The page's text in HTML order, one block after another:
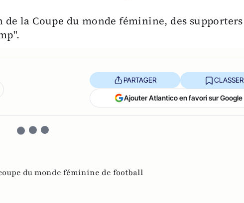
la Coupe du monde féminine, des supporters
PARTAGER CLASSER
Ajouter Atlantico en favori sur Google
du monde féminine de football